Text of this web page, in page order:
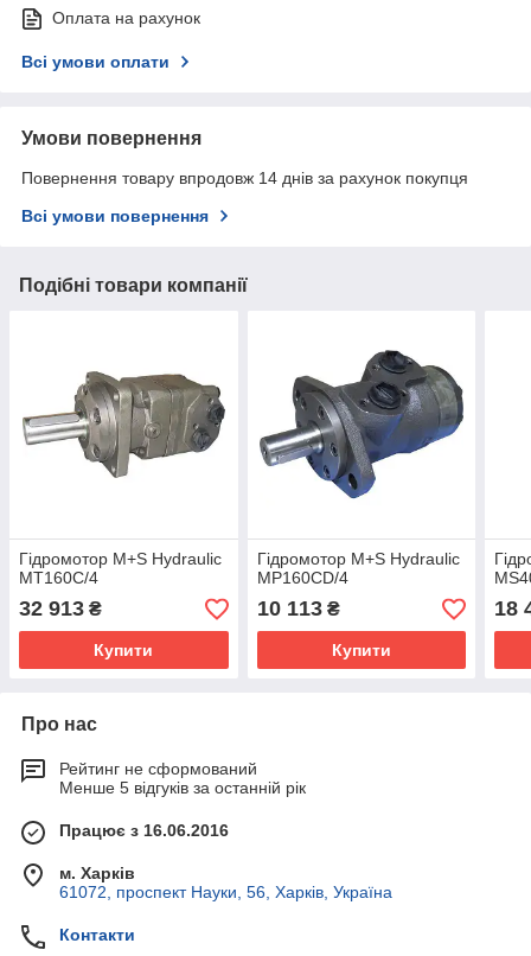
Оплата на рахунок
Всі умови оплати
Умови повернення
Повернення товару впродовж 14 днів за рахунок покупця
Всі умови повернення
Подібні товари компанії
Гідромотор M+S Hydraulic
MT160C/4
32 913 ₴
Купити
Гідромотор M+S Hydraulic
MP160CD/4
10 113₴
Купити
18
Про нас
Рейтинг не сформований
Менше 5 відгуків за останній рік
Працює з 16.06.2016
м. Харків
61072, проспект Науки, 56, Харків, Україна
Контакти